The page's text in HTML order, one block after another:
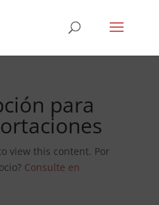
para
view this content. Por
Consulte en